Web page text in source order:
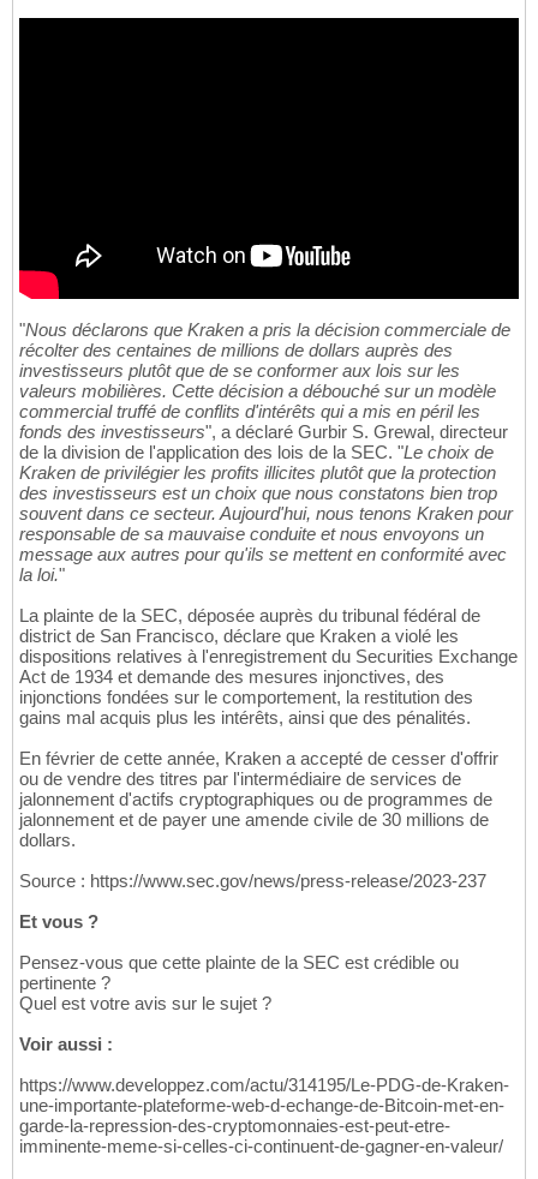
"Nous déclarons que Kraken a pris la décision commerciale de
récolter des centaines de millions de dollars auprès des
investisseurs plutôt que de se conformer aux lois sur les
valeurs mobilières. Cette décision a débouché sur un modèle
commercial truffé de conflits d'intérêts qui a mis en péril les
fonds des investisseurs", a déclaré Gurbir S. Grewal, directeur
de la division de l'application des lois de la SEC. "Le choix de
Kraken de privilégier les profits illicites plutôt que la protection
des investisseurs est un choix que nous constatons bien trop
souvent dans ce secteur. Aujourd'hui, nous tenons Kraken pour
responsable de sa mauvaise conduite et nous envoyons un
message aux autres pour qu'ils se mettent en conformité avec
la loi."
La plainte de la SEC, déposée auprès du tribunal fédéral de
district de San Francisco, déclare que Kraken a violé les
dispositions relatives à l'enregistrement du Securities Exchange
Act de 1934 et demande des mesures injonctives, des
injonctions fondées sur le comportement, la restitution des
gains mal acquis plus les intérêts, ainsi que des pénalités.
En février de cette année, Kraken a accepté de cesser d'offrir
ou de vendre des titres par l'intermédiaire de services de
jalonnement d'actifs cryptographiques ou de programmes de
jalonnement et de payer une amende civile de 30 millions de
dollars.
Source : https://www.sec.gov/news/press-release/2023-237
Et vous ?
Pensez-vous que cette plainte de la SEC est crédible ou
pertinente ?
Quel est votre avis sur le sujet ?
Voir aussi :
https://www.developpez.com/actu/314195/Le-PDG-de-Kraken-
une-importante-plateforme-web-d-echange-de-Bitcoin-met-en-
garde-la-repression-des-cryptomonnaies-est-peut-etre-
imminente-meme-si-celles-ci-continuent-de-gagner-en-valeur/